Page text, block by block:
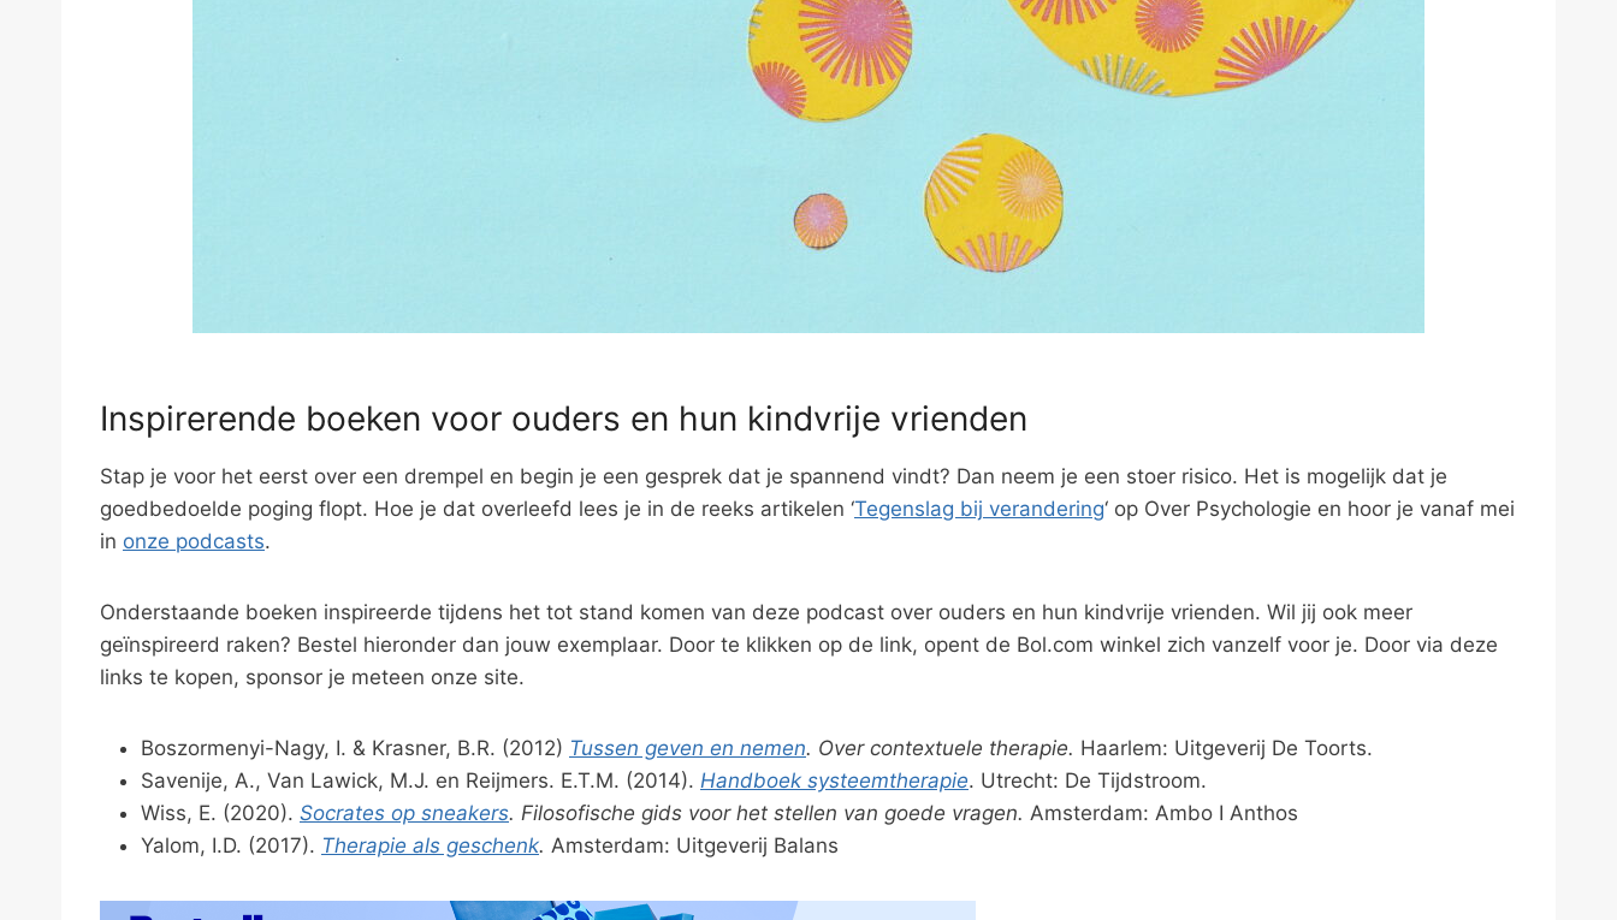
Inspirerende boeken voor ouders en hun kindvrije vrienden
Stap je voor het eerst over een drempel en begin je een gesprek dat je spannend vindt? Dan neem je een stoer risico. Het is mogelijk dat je
goedbedoelde poging flopt. Hoe je dat overleefd lees je in de reeks artikelen ‘Tegenslag bij verandering‘ op Over Psychologie en hoor je vanaf mei
in onze podcasts.
Onderstaande boeken inspireerde tijdens het tot stand komen van deze podcast over ouders en hun kindvrije vrienden. Wil jij ook meer
geïnspireerd raken? Bestel hieronder dan jouw exemplaar. Door te klikken op de link, opent de Bol.com winkel zich vanzelf voor je. Door via deze
links te kopen, sponsor je meteen onze site.
Boszormenyi-Nagy, I. & Krasner, B.R. (2012) Tussen geven en nemen. Over contextuele therapie. Haarlem: Uitgeverij De Toorts.
Savenije, A., Van Lawick, M.J. en Reijmers. E.T.M. (2014). Handboek systeemtherapie. Utrecht: De Tijdstroom.
Wiss, E. (2020). Socrates op sneakers. Filosofische gids voor het stellen van goede vragen. Amsterdam: Ambo I Anthos
Yalom, I.D. (2017). Therapie als geschenk. Amsterdam: Uitgeverij Balans